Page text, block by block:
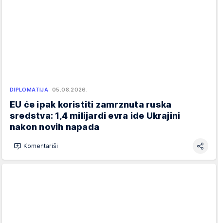
DIPLOMATIJA 05.08.2026.
EU će ipak koristiti zamrznuta ruska
sredstva: 1,4 milijardi evra ide Ukrajini
nakon novih napada
Komentariši